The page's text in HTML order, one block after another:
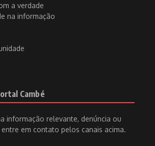
a verdade
na informação
Cambé
informação relevante, denúncia ou
entre em contato pelos canais acima.